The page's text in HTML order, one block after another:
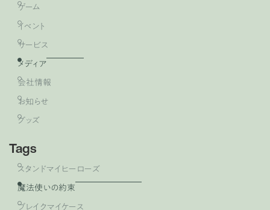
ゲーム
イベント
サービス
メディア
会社情報
お知らせ
グッズ
Tags
スタンドマイヒーローズ
魔法使いの約束
ブレイクマイケース